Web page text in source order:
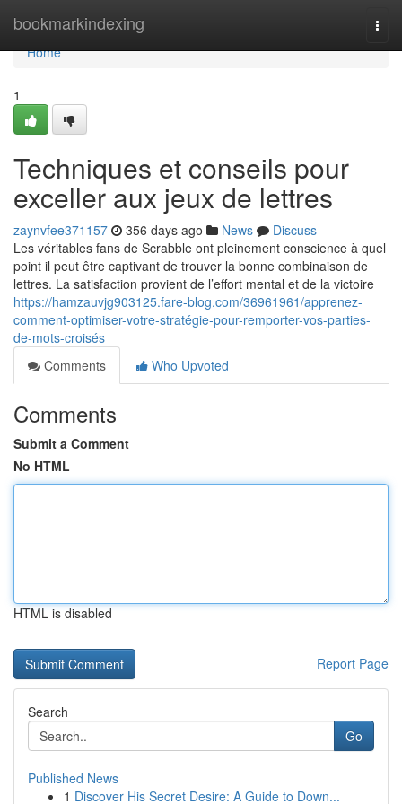
bookmarkindexing
Home
Home
1
Techniques et conseils pour
exceller aux jeux de lettres
zaynvfee371157 356 days ago News
Discuss
Les véritables fans de Scrabble ont pleinement conscience à quel
point il peut être captivant de trouver la bonne combinaison de
lettres. La satisfaction provient de l’effort mental et de la victoire
https://hamzauvjg903125.fare-blog.com/36961961/apprenez-
comment-optimiser-votre-stratégie-pour-remporter-vos-parties-
de-mots-croisés
Comments
Who Upvoted
Comments
Submit a Comment
No HTML
HTML is disabled
Report Page
Search
Go
Published News
1 Discover His Secret Desire: A Guide to Down...